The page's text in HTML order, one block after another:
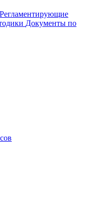
Регламентирующие
Документы по